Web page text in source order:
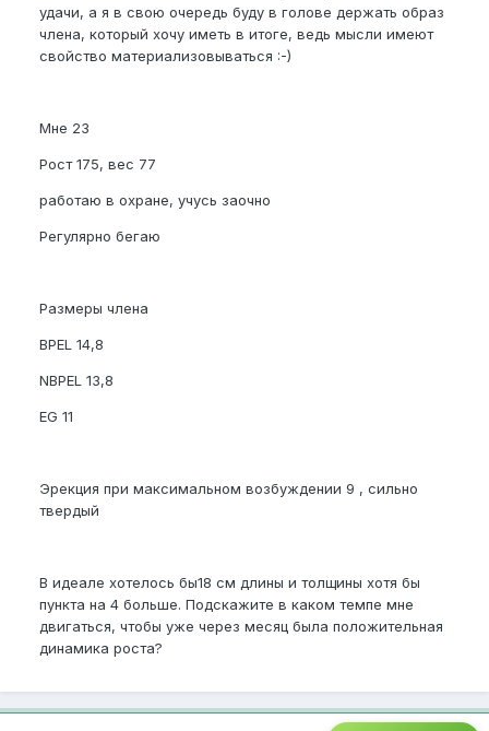
удачи, а я в свою очередь буду в голове держать образ
члена, который хочу иметь в итоге, ведь мысли имеют
свойство материализовываться :-)
Мне 23
Рост 175, вес 77
работаю в охране, учусь заочно
Регулярно бегаю
Размеры члена
BPEL 14,8
NBPEL 13,8
EG 11
Эрекция при максимальном возбуждении 9 , сильно
твердый
В идеале хотелось бы18 см длины и толщины хотя бы
пункта на 4 больше. Подскажите в каком темпе мне
двигаться, чтобы уже через месяц была положительная
динамика роста?